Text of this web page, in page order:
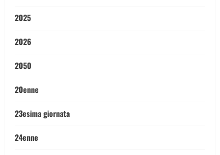
2025
2026
2050
20enne
23esima giornata
24enne